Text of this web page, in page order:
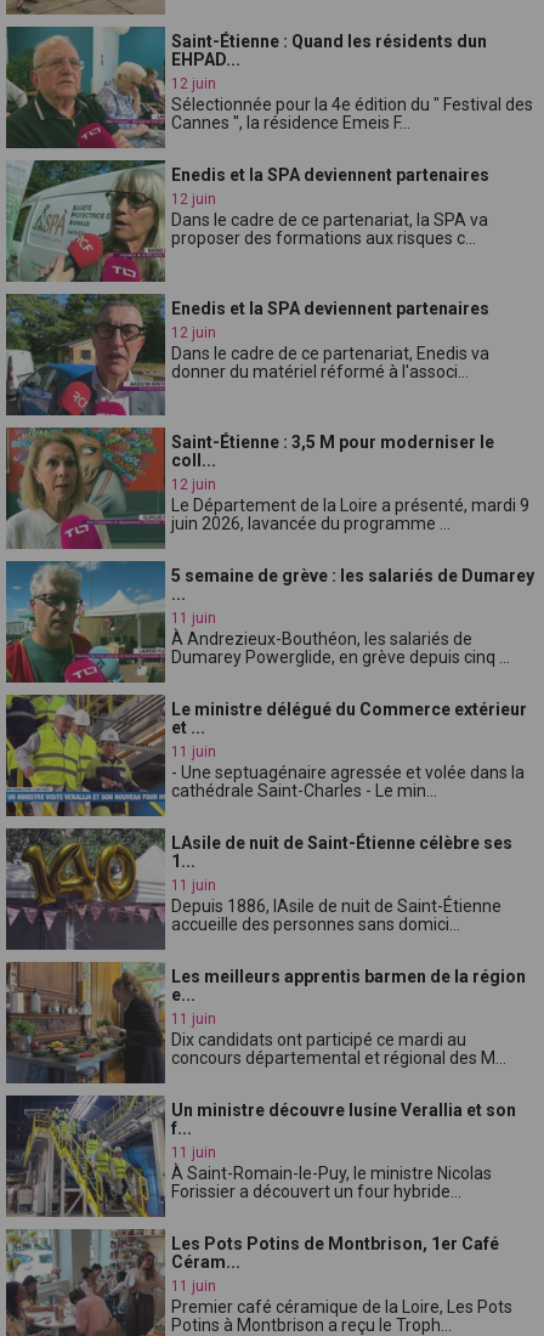
Saint-Étienne : Quand les résidents dun
EHPAD...
12 juin
Sélectionnée pour la 4e édition du " Festival des
Cannes ", la résidence Emeis F...
Enedis et la SPA deviennent partenaires
12 juin
Dans le cadre de ce partenariat, la SPA va
proposer des formations aux risques c...
Enedis et la SPA deviennent partenaires
12 juin
Dans le cadre de ce partenariat, Enedis va
donner du matériel réformé à l'associ...
Saint-Étienne : 3,5 M pour moderniser le
coll...
12 juin
Le Département de la Loire a présenté, mardi 9
juin 2026, lavancée du programme ...
5 semaine de grève : les salariés de Dumarey
...
11 juin
À Andrezieux-Bouthéon, les salariés de
Dumarey Powerglide, en grève depuis cinq ...
Le ministre délégué du Commerce extérieur
et ...
11 juin
- Une septuagénaire agressée et volée dans la
cathédrale Saint-Charles - Le min...
LAsile de nuit de Saint-Étienne célèbre ses
1...
11 juin
Depuis 1886, lAsile de nuit de Saint-Étienne
accueille des personnes sans domici...
Les meilleurs apprentis barmen de la région
e...
11 juin
Dix candidats ont participé ce mardi au
concours départemental et régional des M...
Un ministre découvre lusine Verallia et son
f...
11 juin
À Saint-Romain-le-Puy, le ministre Nicolas
Forissier a découvert un four hybride...
Les Pots Potins de Montbrison, 1er Café
Céram...
11 juin
Premier café céramique de la Loire, Les Pots
Potins à Montbrison a reçu le Troph...